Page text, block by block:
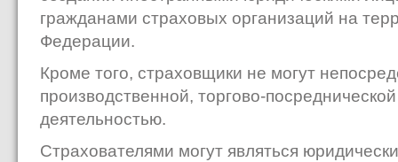
гражданами страховых организаций на
Федерации.
Кроме того, страховщики не могут
производственной, торгово-
деятельностью.
Страхователями могут являться